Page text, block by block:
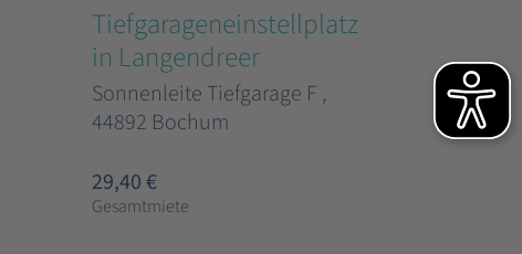
Tiefgarageneinstellplatz
in Langendreer
Sonnenleite Tiefgarage F ,
44892 Bochum
29,40 €
Gesamtmiete